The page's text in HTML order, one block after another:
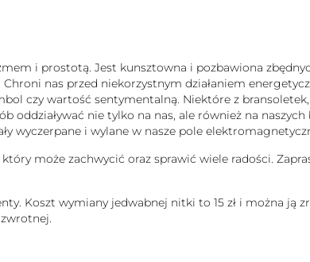
i prostotą. Jest kunsztowna i pozbawiona
nas przed niekorzystnym działaniem
czy wartość sentymentalną. Niektóre z
nie tylko na nas, ale również na
wyczerpane i wylane w nasze pole
może zachwycić oraz sprawić wiele radości.
Koszt wymiany jedwabnej nitki to 15 zł i można ją